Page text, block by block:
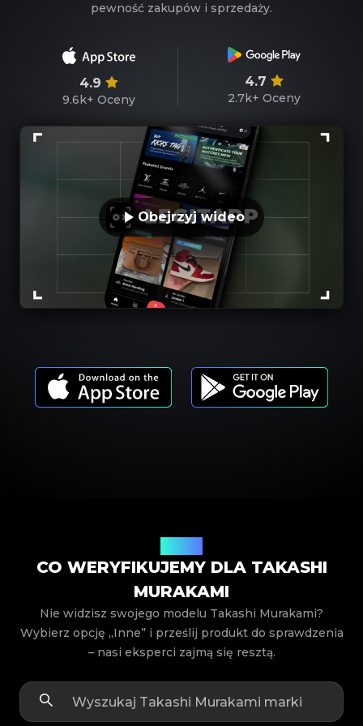
pewność zakupów i sprzedaży.
4.9
9.6k+ Oceny
4.7
2.7k+ Oceny
Obejrzyj wideo
CO WERYFIKUJEMY DLA TAKASHI
MURAKAMI
Nie widzisz swojego modelu Takashi Murakami?
Wybierz opcję „Inne” i prześlij produkt do sprawdzenia
– nasi eksperci zajmą się resztą.